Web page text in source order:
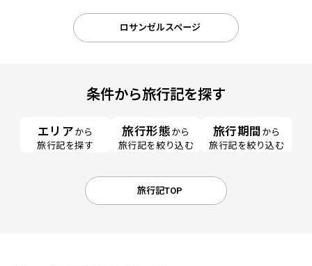
ロサンゼルスページ
条件から旅行記を探す
エリア から
旅行記を探す
旅行形態 から
旅行記を絞り込む
旅行期間 から
旅行記を絞り込む
旅行記TOP